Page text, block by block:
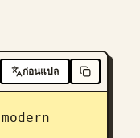
ก่อนแปล